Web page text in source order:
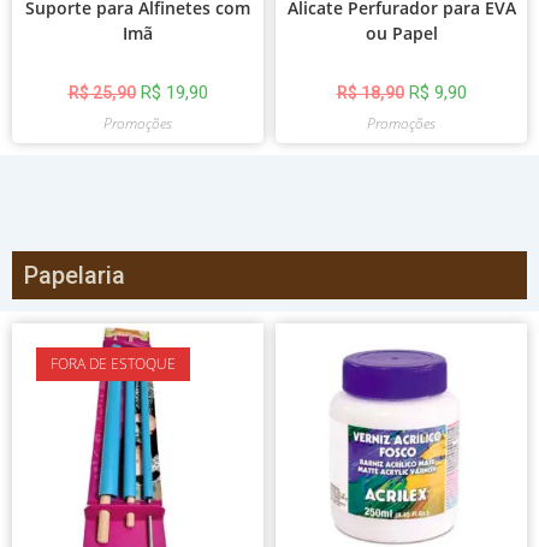
Suporte para Alfinetes com
Imã
R$25,90 R$ 19,90
Promoções
Alicate Perfurador para EVA
ou Papel
R$18,90 R$ 9,90
Promoções
Papelaria
FORA DE ESTOQUE